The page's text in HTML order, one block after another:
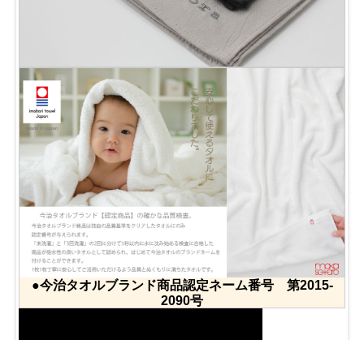
●今治タオルブランド商品認定ネーム番号 第2015-
2090号